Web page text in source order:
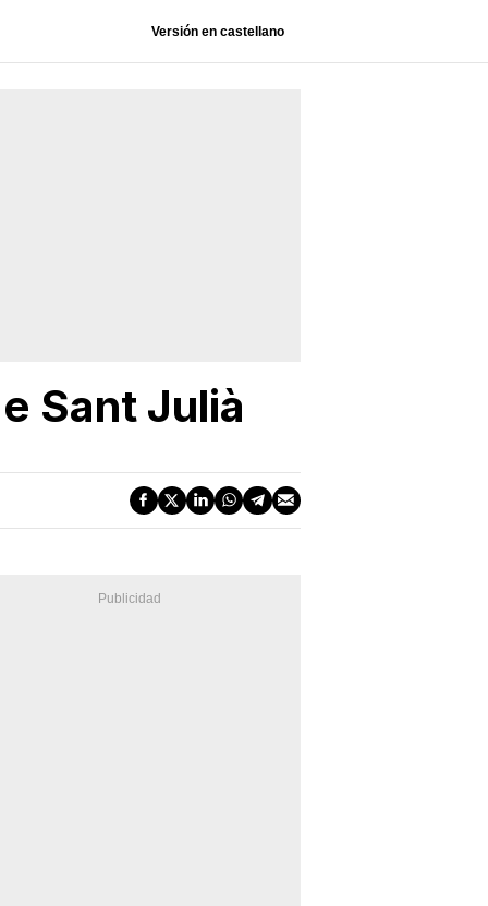
Versión en castellano
Sant Julià